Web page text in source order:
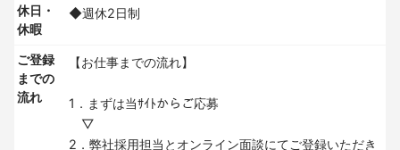
休日・
休暇
◆週休2日制
ご登録
までの
流れ
【お仕事までの流れ】
1．まずは当ｻｲﾄからご応募
▽
2．弊社採用担当とオンライン面談にてご登録いただき